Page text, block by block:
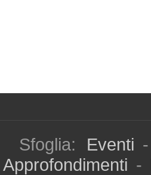
Sfoglia: Eventi -
Approfondimenti -